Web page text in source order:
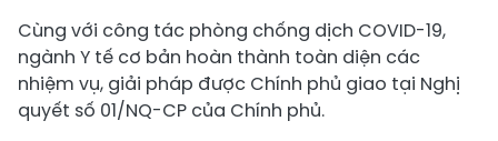
Cùng với công tác phòng chống dịch COVID-19,
ngành Y tế cơ bản hoàn thành toàn diện các
nhiệm vụ, giải pháp được Chính phủ giao tại Nghị
quyết số 01/NQ-CP của Chính phủ.